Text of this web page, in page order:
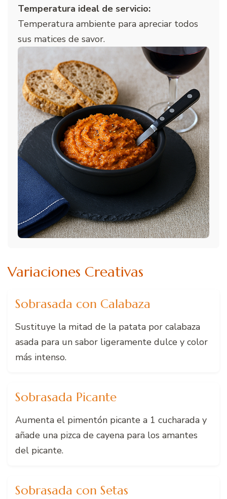
Temperatura ideal de servicio:
Temperatura ambiente para apreciar todos
sus matices de savor.
Variaciones Creativas
Sobrasada con Calabaza
Sustituye la mitad de la patata por calabaza
asada para un sabor ligeramente dulce y color
más intenso.
Sobrasada Picante
Aumenta el pimentón picante a 1 cucharada y
añade una pizca de cayena para los amantes
del picante.
Sobrasada con Setas